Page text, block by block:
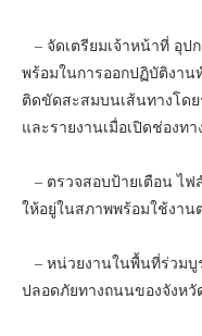
– จัดเตรียมเจ้าหน้าที่ อุป
พร้อมในการออกปฏิบัติงาน
ติดขัดสะสมบนเส้นทางโดย
และรายงานเมื่อเปิดช่องทา
– ตรวจสอบป้ายเตือน ไ
ให้อยู่ในสภาพพร้อมใช้งาน
– หน่วยงานในพื้นที่ร่วมบู
ปลอดภัยทางถนนของจังหวั